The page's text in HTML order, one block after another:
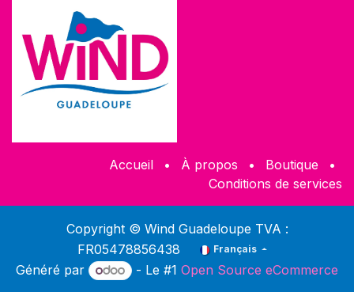
Accueil • À propos • Boutique
•
Conditions de services
Copyright © Wind Guadeloupe TVA :
FR05478856438
Français
Généré par - Le #1 Open Source eCommerce